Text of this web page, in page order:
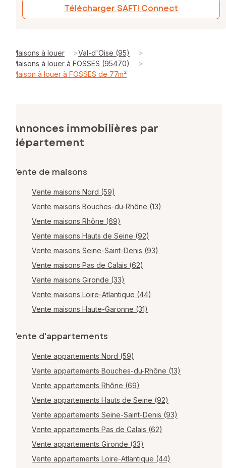
Télécharger SAFTI Connect
Maisons à louer >Val-d'Oise (95) >
Maisons à louer à FOSSES (95470) >
Maison à louer à FOSSES de 77m²
Annonces immobilières par
département
Vente de maisons
Vente maisons Nord (59)
Vente maisons Bouches-du-Rhône (13)
Vente maisons Rhône (69)
Vente maisons Hauts de Seine (92)
Vente maisons Seine-Saint-Denis (93)
Vente maisons Pas de Calais (62)
Vente maisons Gironde (33)
Vente maisons Loire-Atlantique (44)
Vente maisons Haute-Garonne (31)
Vente d'appartements
Vente appartements Nord (59)
Vente appartements Bouches-du-Rhône (13)
Vente appartements Rhône (69)
Vente appartements Hauts de Seine (92)
Vente appartements Seine-Saint-Denis (93)
Vente appartements Pas de Calais (62)
Vente appartements Gironde (33)
Vente appartements Loire-Atlantique (44)